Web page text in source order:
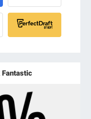
Fantastic